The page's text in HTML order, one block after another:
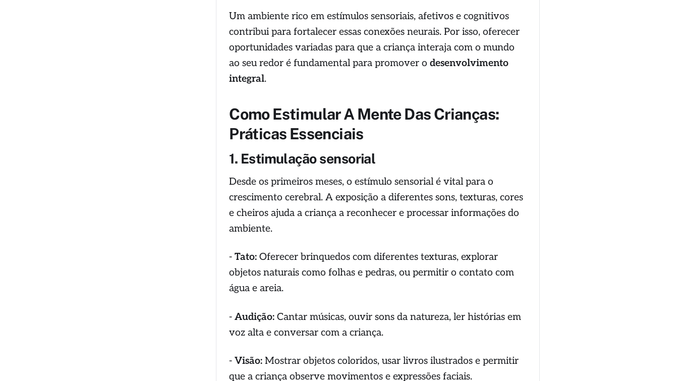
Um ambiente rico em estímulos sensoriais, afetivos e cognitivos
contribui para fortalecer essas conexões neurais. Por isso, oferecer
oportunidades variadas para que a criança interaja com o mundo
ao seu redor é fundamental para promover odesenvolvimento
integral.
Como Estimular A Mente Das Crianças:
Práticas Essenciais
1. Estimulação sensorial
Desde os primeiros meses, o estímulo sensorial é vital para o
crescimento cerebral. A exposição a diferentes sons, texturas, cores
e cheiros ajuda a criança a reconhecer e processar informações do
ambiente.
-Tato: Oferecer brinquedos com diferentes texturas, explorar
objetos naturais como folhas e pedras, ou permitir o contato com
água e areia.
-Audição: Cantar músicas, ouvir sons da natureza, ler histórias em
voz alta e conversar com a criança.
-Visão: Mostrar objetos coloridos, usar livros ilustrados e permitir
que a criança observe movimentos e expressões faciais.